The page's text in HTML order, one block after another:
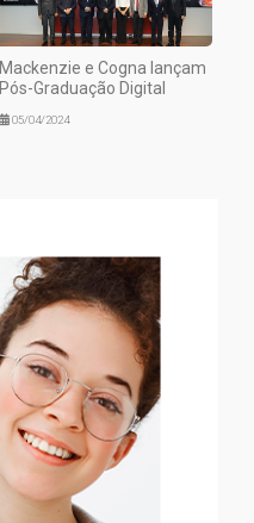
Mackenzie e Cogna lançam
Pós-Graduação Digital
05/04/2024